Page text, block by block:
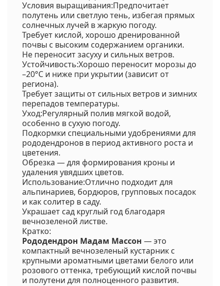
Условия выращивания:Предпочитает
полутень или светлую тень, избегая прямых
солнечных лучей в жаркую погоду.
Требует кислой, хорошо дренированной
почвы с высоким содержанием органики.
Не переносит засуху и сильных ветров.
Устойчивость:Хорошо переносит морозы до
–20°C и ниже при укрытии (зависит от
региона).
Требует защиты от сильных ветров и зимних
перепадов температуры.
Уход:Регулярный полив мягкой водой,
особенно в сухую погоду.
Подкормки специальными удобрениями для
рододендронов в период активного роста и
цветения.
Обрезка — для формирования кроны и
удаления увядших цветов.
Использование:Отлично подходит для
альпинариев, бордюров, групповых посадок
и как солитер в саду.
Украшает сад круглый год благодаря
вечнозеленой листве.
Кратко:
Рододендрон Мадам Массон — это
компактный вечнозеленый кустарник с
крупными ароматными цветами белого или
розового оттенка, требующий кислой почвы
и полутени для полноценного развития.